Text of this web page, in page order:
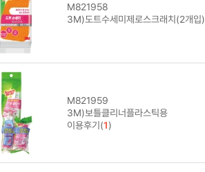
M821958
3M)도트수세미제로스크래치(2개입)
M821959
3M)보틀클리너플라스틱용
이용후기(1)